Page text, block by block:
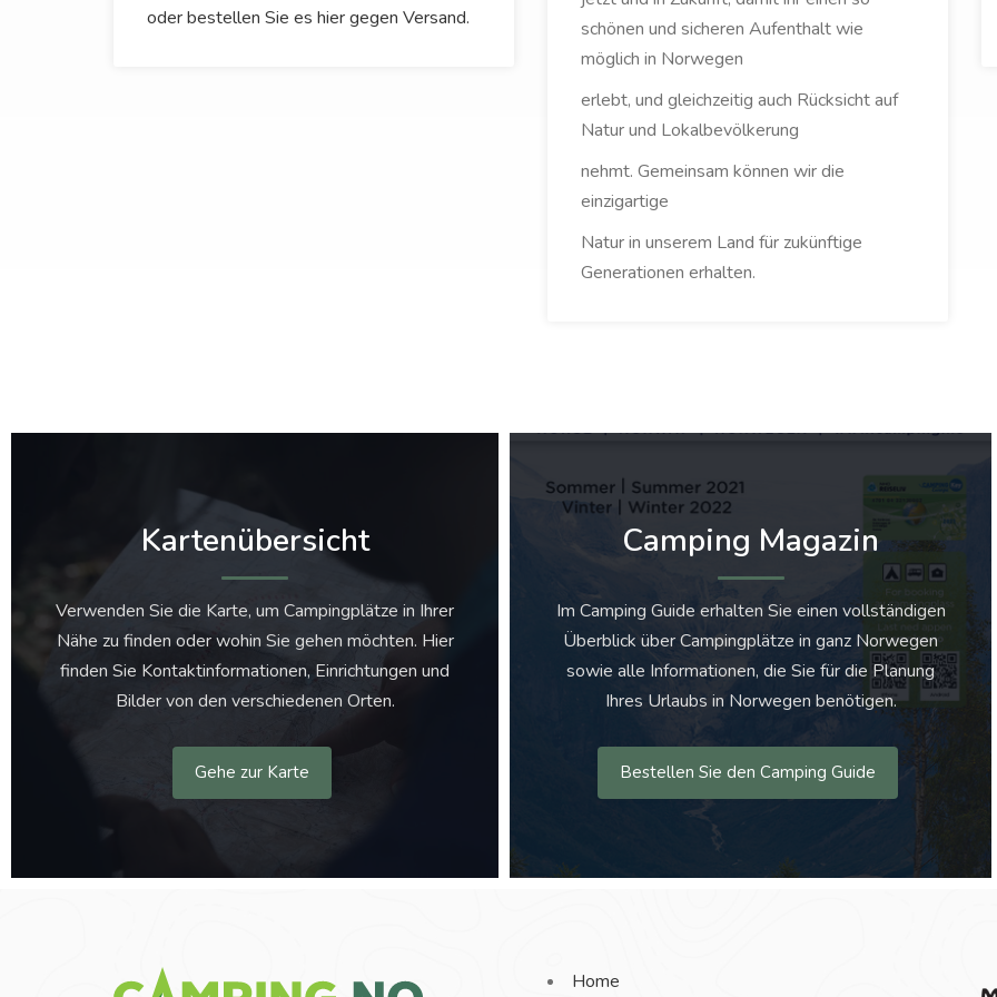
oder bestellen Sie es hier gegen Versand.
schönen und sicheren Aufenthalt wie
möglich in Norwegen
erlebt, und gleichzeitig auch Rücksicht auf
Natur und Lokalbevölkerung
nehmt. Gemeinsam können wir die
einzigartige
Natur in unserem Land für zukünftige
Generationen erhalten.
Kartenübersicht
Verwenden Sie die Karte, um Campingplätze in Ihrer
Nähe zu finden oder wohin Sie gehen möchten. Hier
finden Sie Kontaktinformationen, Einrichtungen und
Bilder von den verschiedenen Orten.
Gehe zur Karte
Camping Magazin
Im Camping Guide erhalten Sie einen vollständigen
Überblick über Campingplätze in ganz Norwegen
sowie alle Informationen, die Sie für die Planung
Ihres Urlaubs in Norwegen benötigen.
Bestellen Sie den Camping Guide
Home